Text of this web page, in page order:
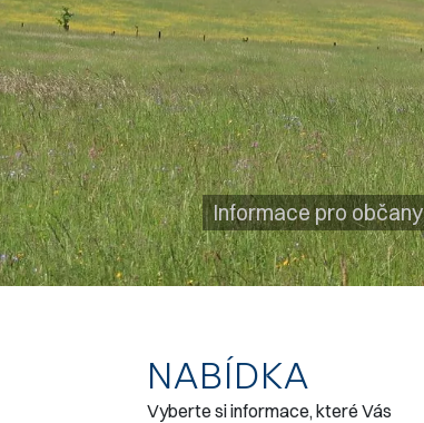
Informace pro občany
NABÍDKA
Vyberte si informace, které Vás